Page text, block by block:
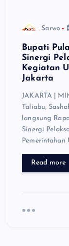
Sarwo
Bupati
Sinergi
Kegiatan
Jakarta
JAKARTA |
Taliabu,
langsung
Sinergi
Pemerintahan
Read more